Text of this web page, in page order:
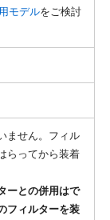
モデルをご検討
ません。フィル
らってから装着
ーとの併用はで
フィルターを装